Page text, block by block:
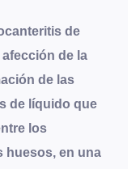
de
de la
de las
de líquido que
los
huesos, en una